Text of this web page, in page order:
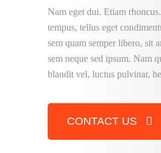
Nam eget dui. Etiam
tempus, tellus eget
sem quam semper libero, sit
sem neque sed ipsum. Nam
blandit vel, luctus pulvinar,
CONTACT US